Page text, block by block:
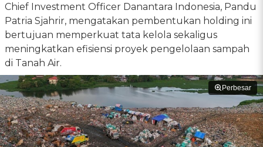
Chief Investment Officer Danantara Indonesia, Pandu
Patria Sjahrir, mengatakan pembentukan holding ini
bertujuan memperkuat tata kelola sekaligus
meningkatkan efisiensi proyek pengelolaan sampah
di Tanah Air.
Perbesar